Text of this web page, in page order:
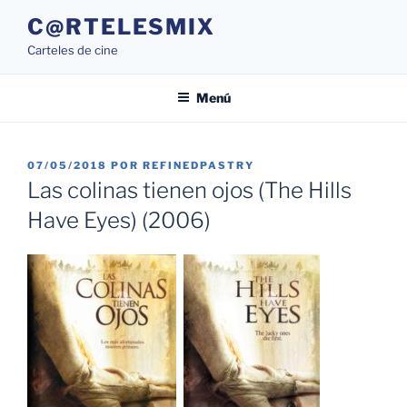
contenido
C@RTELESMIX
Carteles de cine
Menú
PUBLICADO
EL
07/05/2018 POR REFINEDPASTRY
Las colinas tienen ojos (The Hills
Have Eyes) (2006)